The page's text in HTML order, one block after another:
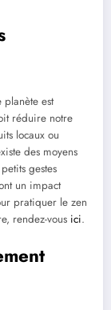
est
réduire notre
locaux ou
des moyens
gestes
un impact
pratiquer le zen
rendez-vous ici.